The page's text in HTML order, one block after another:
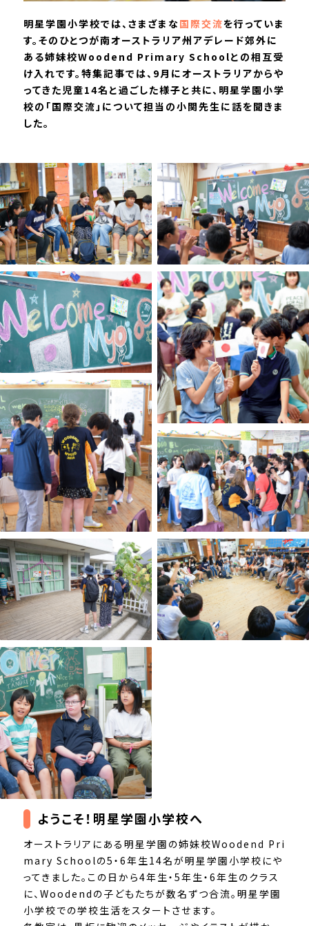
明星学園小学校では、さまざまな国際交流を行っていま
す。そのひとつが南オーストラリア州アデレード郊外に
ある姉妹校Woodend Primary Schoolとの相互受
け入れです。特集記事では、9月にオーストラリアからや
ってきた児童14名と過ごした様子と共に、明星学園小学
校の「国際交流」について担当の小関先生に話を聞きま
した。
ようこそ！明星学園小学校へ
オーストラリアにある明星学園の姉妹校Woodend Pri
mary Schoolの5・6年生14名が明星学園小学校にや
ってきました。この日から4年生・5年生・6年生のクラス
に、Woodendの子どもたちが数名ずつ合流。明星学園
小学校での学校生活をスタートさせます。